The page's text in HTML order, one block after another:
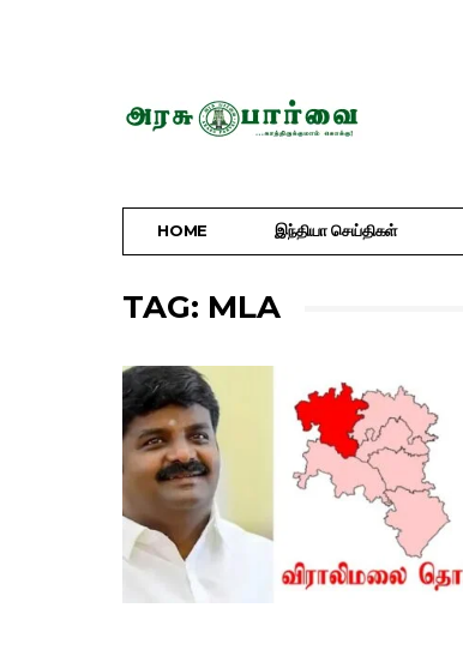
HOME இந்தியா செய்திகள்
TAG: MLA